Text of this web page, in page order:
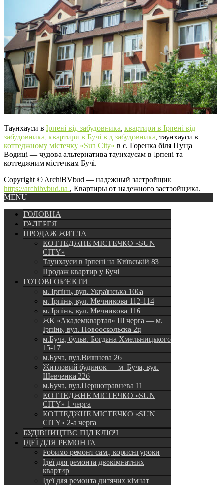
Таунхауси в Ірпені від забудовника, квартири в Ірпені від
забудовника, квартири в Бучі від забудовника, таунхауси в
коттеджному містечку «Sun City» в с. Горенка біля Пуща
Водиці — чудова альтернатива таунхаусам в Ірпені та
коттеджним містечкам Бучі.
Copyright © ArchiBVbud — надежный застройщик
https://archibvbud.ua , Квартиры от надежного застройщика.
MENU
ГОЛОВНА
ГАЛЕРЕЯ
ПРОДАЖ ЖИТЛА
КОТТЕДЖНЕ МІСТЕЧКО «SUN
CITY»
Таунхауси в Ірпені на Київській 83
Продаж квартир у Бучі
ГОТОВІ ОБ’ЄКТИ
м. Ірпінь, вул. Українська 106а
м. Ірпінь, вул. Мечникова 112-114
м. Ірпінь, вул. Мечникова 116
ЖК «Академквартал» III черга — м.
Ірпінь, вул. Новооскольска 2ц
м.Буча, бульв. Богдана Хмельницького
15-17
м.Буча, вул.Вишнева 26
Житловий будинок — м. Буча, вул.
Шевченка 22б
м.Буча, вул.Першотравнева 11
КОТТЕДЖНЕ МІСТЕЧКО «SUN
CITY» 1 черга
КОТТЕДЖНЕ МІСТЕЧКО «SUN
CITY» 2-а черга
БУДІВНИЦТВО ПІД КЛЮЧ
ІДЕЇ ДЛЯ РЕМОНТА
Робимо ремонт самі, корисні уроки
Ідеї для ремонта двокімнатних
квартир
Ідеї для ремонта дитячих кімнат